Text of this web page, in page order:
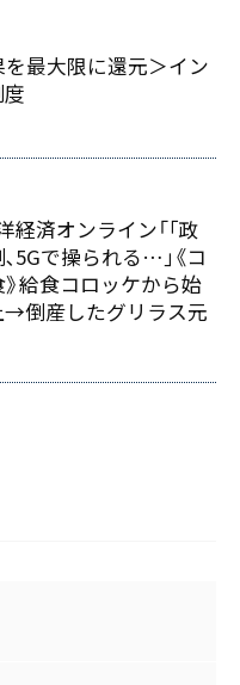
最大限に還元＞イン
経済オンライン「｢政
5Gで操られる…｣《コ
給食コロッケから始
→倒産したグリラス元